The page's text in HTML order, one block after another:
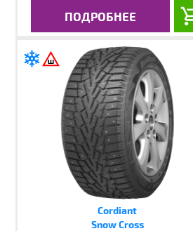
ПОДРОБНЕЕ
Cordiant
Snow Cross